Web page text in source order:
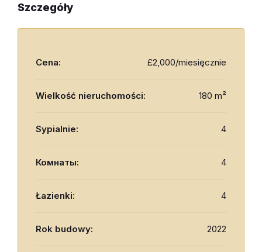
Szczegóły
Cena: £2,000/miesięcznie
Wielkość nieruchomości: 180 m²
Sypialnie: 4
Комнаты: 4
Łazienki: 4
Rok budowy: 2022